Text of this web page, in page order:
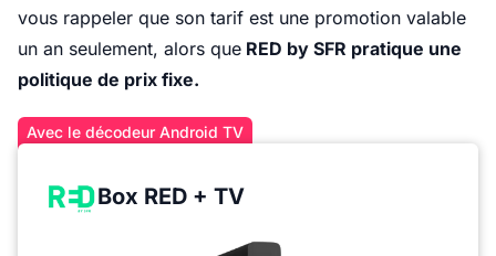
vous rappeler que son tarif est une promotion valable
un an seulement, alors que RED by SFR pratique une
politique de prix fixe.
Avec le décodeur Android TV
Box RED + TV